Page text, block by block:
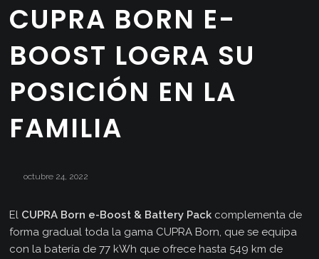
CUPRA BORN E-
BOOST LOGRA SU
POSICIÓN EN LA
FAMILIA
octubre 24, 2022
El CUPRA Born e-Boost & Battery Pack complementa de
forma gradual toda la gama CUPRA Born, que se equipa
con la batería de 77 kWh que ofrece hasta 549 km de